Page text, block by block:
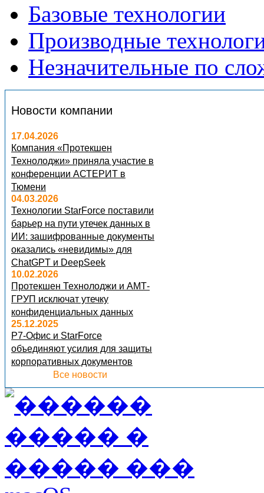
Базовые технологии
Производные
Незначительные по
Новости компании
17.04.2026
Компания «Протекшен
Технолоджи» приняла участие в
конференции АСТЕРИТ в
Тюмени
04.03.2026
Технологии StarForce поставили
барьер на пути утечек данных в
ИИ: зашифрованные документы
оказались «невидимы» для
ChatGPT и DeepSeek
10.02.2026
Протекшен Технолоджи и АМТ-
ГРУП исключат утечку
конфиденциальных данных
25.12.2025
Р7-Офис и StarForce
объединяют усилия для защиты
корпоративных документов
Все новости